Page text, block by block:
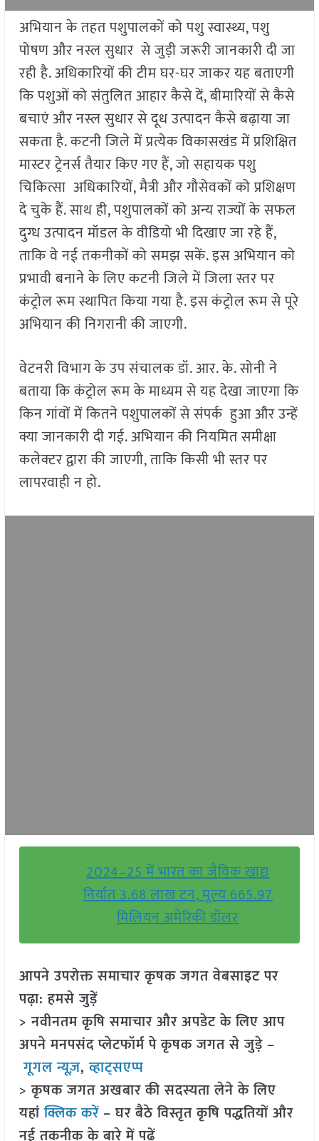
अभियान के तहत पशुपालकों को पशु स्वास्थ्य, पशु
पोषण और नस्ल सुधार से जुड़ी जरूरी जानकारी दी जा
रही है. अधिकारियों की टीम घर-घर जाकर यह बताएगी
कि पशुओं को संतुलित आहार कैसे दें, बीमारियों से कैसे
बचाएं और नस्ल सुधार से दूध उत्पादन कैसे बढ़ाया जा
सकता है. कटनी जिले में प्रत्येक विकासखंड में प्रशिक्षित
मास्टर ट्रेनर्स तैयार किए गए हैं, जो सहायक पशु
चिकित्सा अधिकारियों, मैत्री और गौसेवकों को प्रशिक्षण
दे चुके हैं. साथ ही, पशुपालकों को अन्य राज्यों के सफल
दुग्ध उत्पादन मॉडल के वीडियो भी दिखाए जा रहे हैं,
ताकि वे नई तकनीकों को समझ सकें. इस अभियान को
प्रभावी बनाने के लिए कटनी जिले में जिला स्तर पर
कंट्रोल रूम स्थापित किया गया है. इस कंट्रोल रूम से पूरे
अभियान की निगरानी की जाएगी.
वेटनरी विभाग के उप संचालक डॉ. आर. के. सोनी ने
बताया कि कंट्रोल रूम के माध्यम से यह देखा जाएगा कि
किन गांवों में कितने पशुपालकों से संपर्क हुआ और उन्हें
क्या जानकारी दी गई. अभियान की नियमित समीक्षा
कलेक्टर द्वारा की जाएगी, ताकि किसी भी स्तर पर
लापरवाही न हो.
2024–25 में भारत का जैविक खाद्य
निर्यात 3.68 लाख टन, मूल्य 665.97
मिलियन अमेरिकी डॉलर
आपने उपरोक्त समाचार कृषक जगत वेबसाइट पर
पढ़ा: हमसे जुड़ें
> नवीनतम कृषि समाचार और अपडेट के लिए आप
अपने मनपसंद प्लेटफॉर्म पे कृषक जगत से जुड़े –
गूगल न्यूज़,व्हाट्सएप्प
> कृषक जगत अखबार की सदस्यता लेने के लिए
यहांक्लिक करें– घर बैठे विस्तृत कृषि पद्धतियों और